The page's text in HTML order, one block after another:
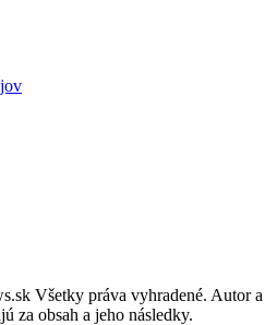
Všetky práva vyhradené. Autor a
za obsah a jeho následky.